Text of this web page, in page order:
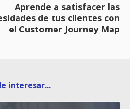
Aprende a satisfacer las
de tus clientes con
el Customer Journey Map
interesar...